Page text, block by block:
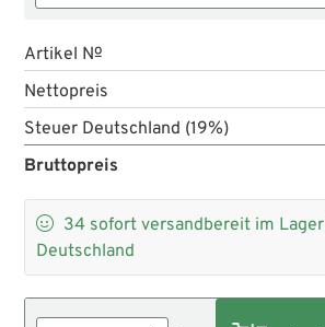
Artikel №
Nettopreis
Steuer Deutschland (19%)
Bruttopreis
 34 sofort versandbereit im
Deutschland